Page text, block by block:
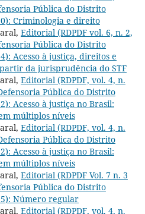
Pública do Distrito
Criminologia e direito
Editorial (RDPDF vol. 6, n. 2,
Pública do Distrito
Acesso à justiça, direitos e
da jurisprudência do STF
Editorial (RDPDF, vol. 4, n.
Pública do Distrito
Acesso à justiça no Brasil:
múltiplos níveis
Editorial (RDPDF, vol. 4, n.
Pública do Distrito
Acesso à justiça no Brasil:
múltiplos níveis
Editorial (RDPDF Vol. 7 n. 3
Pública do Distrito
Número regular
Editorial (RDPDF, vol. 4, n.